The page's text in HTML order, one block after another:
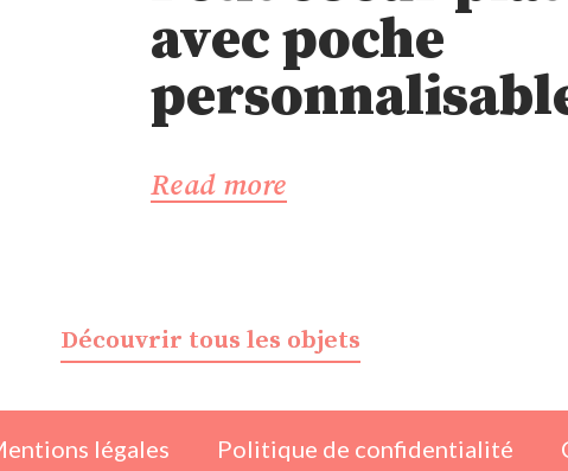
avec poche
Read more
Découvrir tous les objets
légales Politique de confidentialité